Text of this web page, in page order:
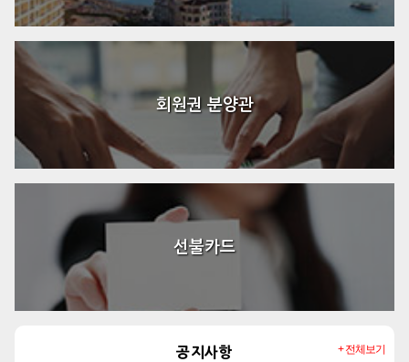
회원권 분양관
선불카드
공지사항 + 전체보기